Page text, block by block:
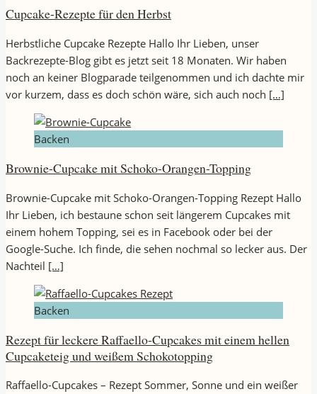
Cupcake-Rezepte für den Herbst
Herbstliche Cupcake Rezepte Hallo Ihr Lieben, unser
Backrezepte-Blog gibt es jetzt seit 18 Monaten. Wir haben
noch an keiner Blogparade teilgenommen und ich dachte mir
vor kurzem, dass es doch schön wäre, sich auch noch […]
Backen
Brownie-Cupcake mit Schoko-Orangen-Topping
Brownie-Cupcake mit Schoko-Orangen-Topping Rezept Hallo
Ihr Lieben, ich bestaune schon seit längerem Cupcakes mit
einem hohem Topping, sei es in Facebook oder bei der
Google-Suche. Ich finde, die sehen nochmal so lecker aus. Der
Nachteil […]
Backen
Rezept für leckere Raffaello-Cupcakes mit einem hellen
Cupcaketeig und weißem Schokotopping
Raffaello-Cupcakes – Rezept Sommer, Sonne und ein weißer